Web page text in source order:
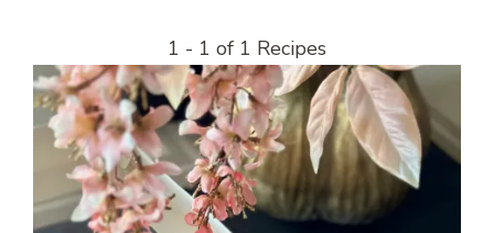
1 - 1 of 1 Recipes